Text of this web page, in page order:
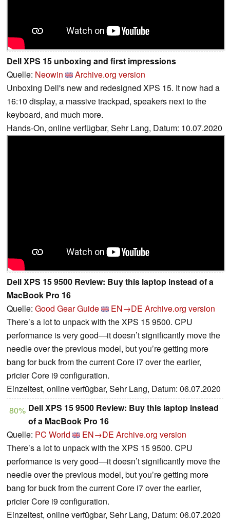
Dell XPS 15 unboxing and first impressions
Quelle: Neowin
Archive.org version
Unboxing Dell's new and redesigned XPS 15. It now had a
16:10 display, a massive trackpad, speakers next to the
keyboard, and much more.
Hands-On, online verfügbar, Sehr Lang, Datum: 10.07.2020
Dell XPS 15 9500 Review: Buy this laptop instead of a
MacBook Pro 16
Quelle: Good Gear Guide EN→DE Archive.org version
There’s a lot to unpack with the XPS 15 9500. CPU
performance is very good—it doesn’t significantly move the
needle over the previous model, but you’re getting more
bang for buck from the current Core i7 over the earlier,
pricier Core i9 configuration.
Einzeltest, online verfügbar, Sehr Lang, Datum: 06.07.2020
80% Dell XPS 15 9500 Review: Buy this laptop instead
of a MacBook Pro 16
Quelle: PC World EN→DE Archive.org version
There’s a lot to unpack with the XPS 15 9500. CPU
performance is very good—it doesn’t significantly move the
needle over the previous model, but you’re getting more
bang for buck from the current Core i7 over the earlier,
pricier Core i9 configuration.
Einzeltest, online verfügbar, Sehr Lang, Datum: 06.07.2020